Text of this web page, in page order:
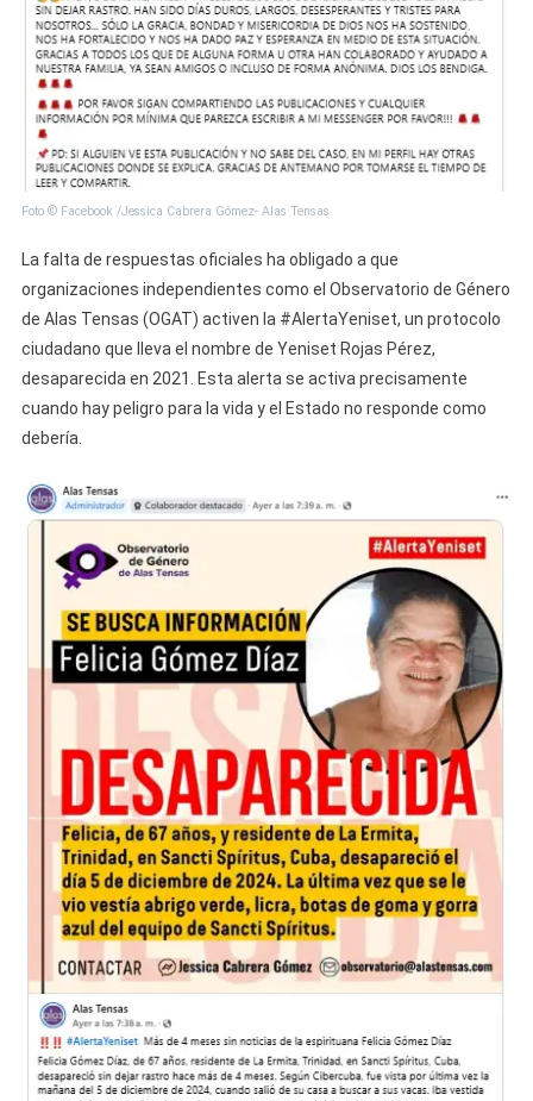
Foto © Facebook /Jessica Cabrera Gómez- Alas Tensas
La falta de respuestas oficiales ha obligado a que
organizaciones independientes como el Observatorio de Género
de Alas Tensas (OGAT) activen la #AlertaYeniset, un protocolo
ciudadano que lleva el nombre de Yeniset Rojas Pérez,
desaparecida en 2021. Esta alerta se activa precisamente
cuando hay peligro para la vida y el Estado no responde como
debería.